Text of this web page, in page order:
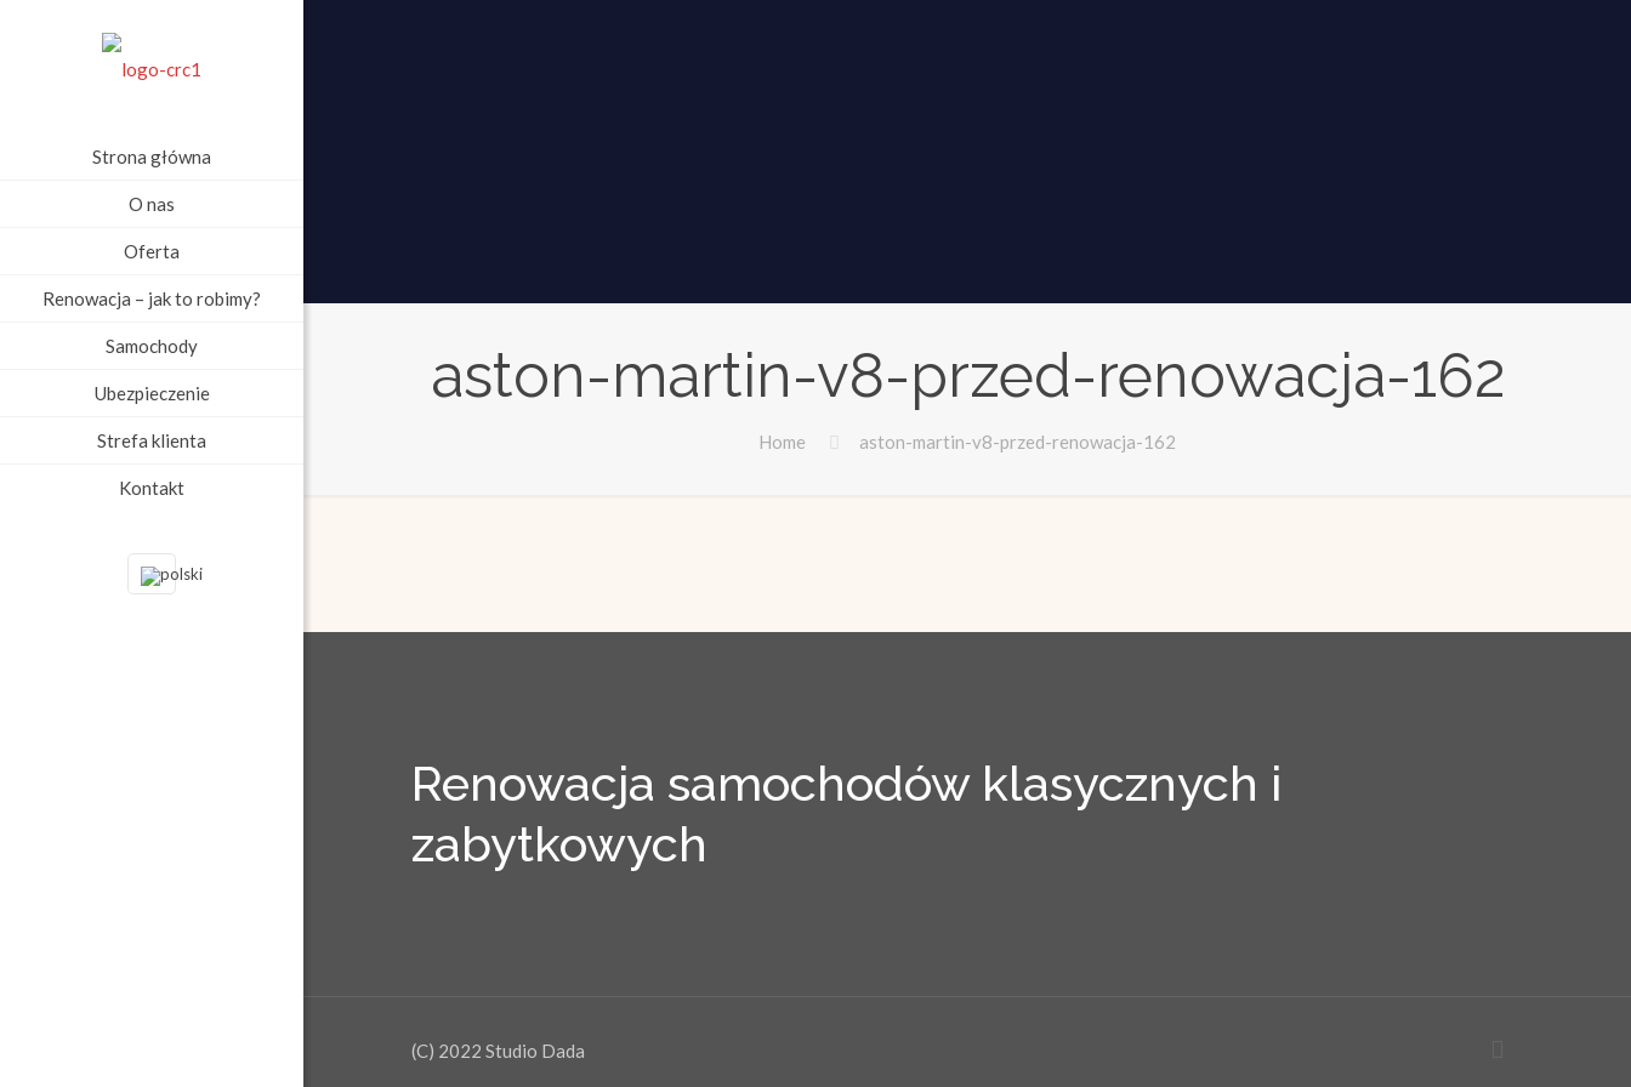
Strona główna
O nas
Oferta
Renowacja – jak to robimy?
Samochody
Ubezpieczenie
Strefa klienta
Kontakt
aston-martin-v8-przed-renowacja-162
Home aston-martin-v8-przed-renowacja-162
Renowacja samochodów klasycznych i
zabytkowych
(C) 2022 Studio Dada